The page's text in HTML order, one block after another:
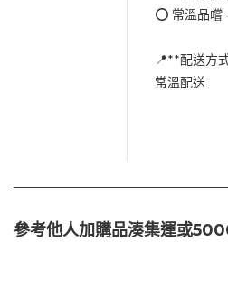
⭕ 常溫品嚐
📍**配送方
常溫配送
參考他人加購品湊集運或